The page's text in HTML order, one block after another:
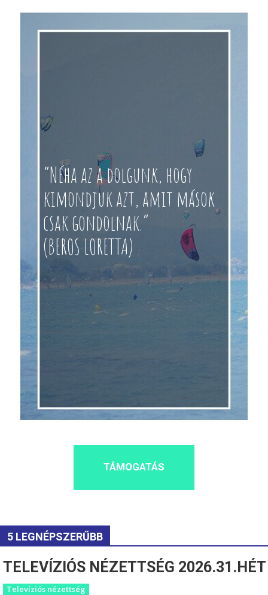
“Néha az a dolgunk, hogy
kimondjuk azt, amit mások
csak gondolnak.”
(BEROS LORETTA)
TÁMOGATÁS
5 LEGNÉPSZERŰBB
TELEVÍZIÓS NÉZETTSÉG 2026.31.HÉT
Televíziós nézettség